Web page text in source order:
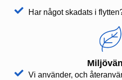
Har något skadats i
Vi använder, och